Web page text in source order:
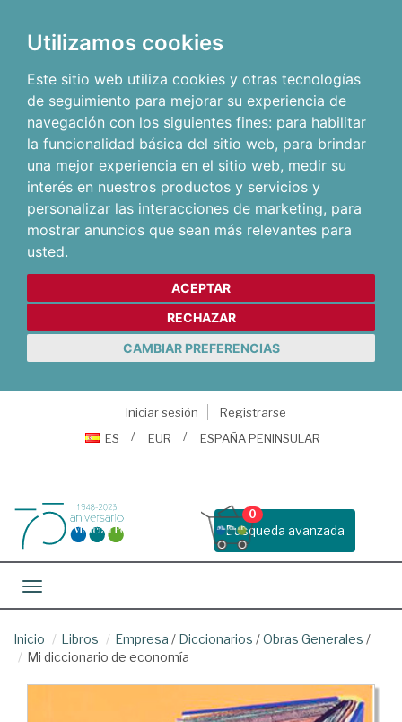
Utilizamos cookies
Este sitio web utiliza cookies y otras tecnologías
de seguimiento para mejorar su experiencia de
navegación con los siguientes fines: para habilitar
la funcionalidad básica del sitio web, para brindar
una mejor experiencia en el sitio web, medir su
interés en nuestros productos y servicios y
personalizar las interacciones de marketing, para
mostrar anuncios que sean más relevantes para
usted.
ACEPTAR
RECHAZAR
CAMBIAR PREFERENCIAS
Iniciar sesión
Registrarse
ES
EUR ESPAÑA PENINSULAR
Busqueda avanzada
0
Toggle navigation
Inicio Libros Empresa / Diccionarios /Obras Generales /
Mi diccionario de economía